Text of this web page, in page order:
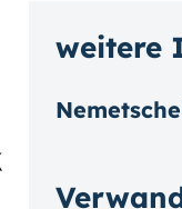
weitere